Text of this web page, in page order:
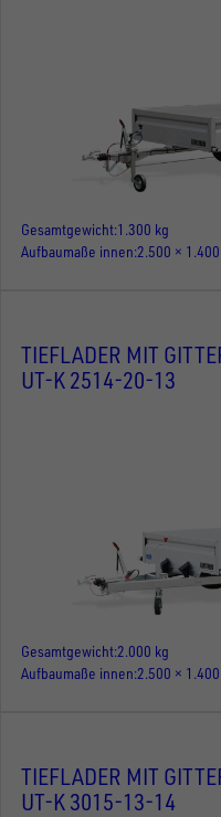
Gesamtgewicht 1.300 kg
Aufbaumaße innen 2.500 ×
TIEFLADER MIT
UT-K 2514-20-13
Gesamtgewicht 2.000 kg
Aufbaumaße innen 2.500 ×
TIEFLADER MIT
UT-K 3015-13-14